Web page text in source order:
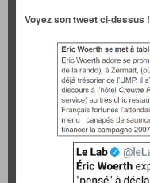
Voyez son tweet ci-dessus !